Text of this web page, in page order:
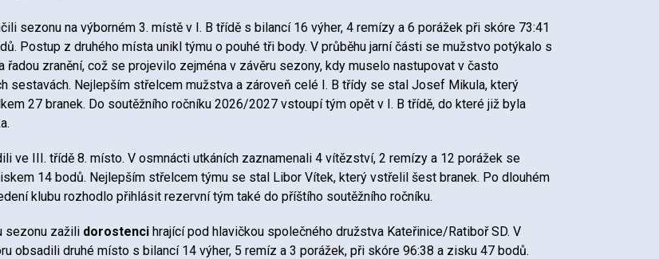
sezonu na výborném 3. místě v I. B třídě s bilancí 16 výher, 4 remízy a 6 porážek při skóre 73:41
Postup z druhého místa unikl týmu o pouhé tři body. V průběhu jarní části se mužstvo potýkalo s
řadou zranění, což se projevilo zejména v závěru sezony, kdy muselo nastupovat v často
sestavách. Nejlepším střelcem mužstva a zároveň celé I. B třídy se stal Josef Mikula, který
27 branek. Do soutěžního ročníku 2026/2027 vstoupí tým opět v I. B třídě, do které již byla
ve III. třídě 8. místo. V osmnácti utkáních zaznamenali 4 vítězství, 2 remízy a 12 porážek se
14 bodů. Nejlepším střelcem týmu se stal Libor Vítek, který vstřelil šest branek. Po dlouhém
klubu rozhodlo přihlásit rezervní tým také do příštího soutěžního ročníku.
sezonu zažili dorostenci hrající pod hlavičkou společného družstva Kateřinice/Ratiboř SD. V
obsadili druhé místo s bilancí 14 výher, 5 remíz a 3 porážek, při skóre 96:38 a zisku 47 bodů.